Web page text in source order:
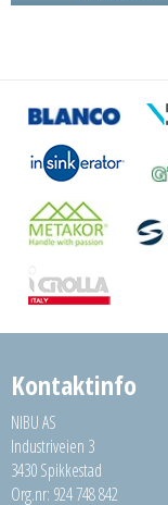
Kontaktinfo
NIBU AS
Industriveien 3
3430 Spikkestad
Org.nr: 924 748 842